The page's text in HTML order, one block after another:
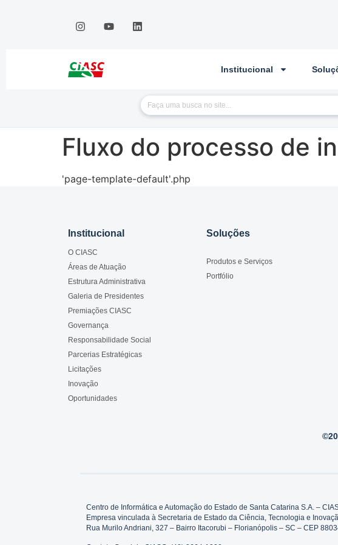
Institucional
Fluxo do processo de
'page-template-default'.php
Institucional
O CIASC
Áreas de Atuação
Estrutura Administrativa
Galeria de Presidentes
Premiações CIASC
Governança
Responsabilidade Social
Parcerias Estratégicas
Licitações
Inovação
Oportunidades
Soluções
Produtos e Serviços
Portfólio
Centro de Informática e Automação do Estado de Santa Catarina S.A. –
Empresa vinculada à Secretaria de Estado da Ciência, Tecnologia e
Rua Murilo Andriani, 327 – Bairro Itacorubi – Florianópolis – SC – CEP